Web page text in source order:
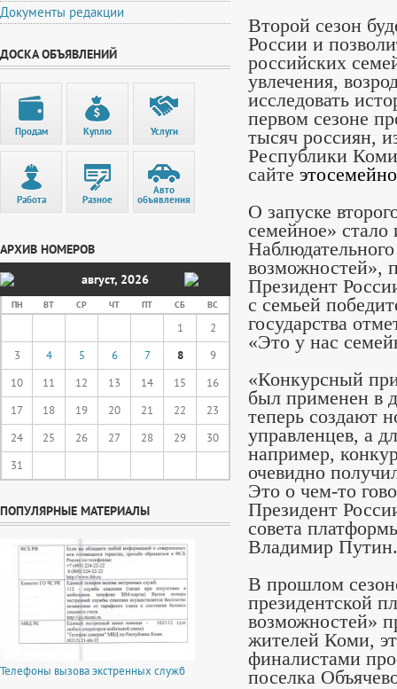
Документы редакции
ДОСКА ОБЪЯВЛЕНИЙ
Продам Куплю Услуги
Работа Разное
Авто
объявления
АРХИВ НОМЕРОВ
август, 2026
ПН ВТ СР ЧТ ПТ СБ ВС
1
2
3
4 5 6 7 8
9
10
11 12 13 14 15
16
17
18 19 20 21 22
23
24
25 26 27 28 29
30
31
ПОПУЛЯРНЫЕ МАТЕРИАЛЫ
Телефоны вызова экстренных служб
Второй сезон
России и
российских
увлечения,
исследовать
первом сезоне
тысяч россиян,
Республики
сайте
О запуске
семейное» стало
возможностей»,
Президент
с семьей
государства
«Это у нас
«Конкурсный
был применен в
теперь создают
управленцев, а
например,
очевидно
Это о чем-то
Президент
совета
Владимир Путин.
В прошлом
президентской
возможностей»
жителей Коми,
финалистами
поселка